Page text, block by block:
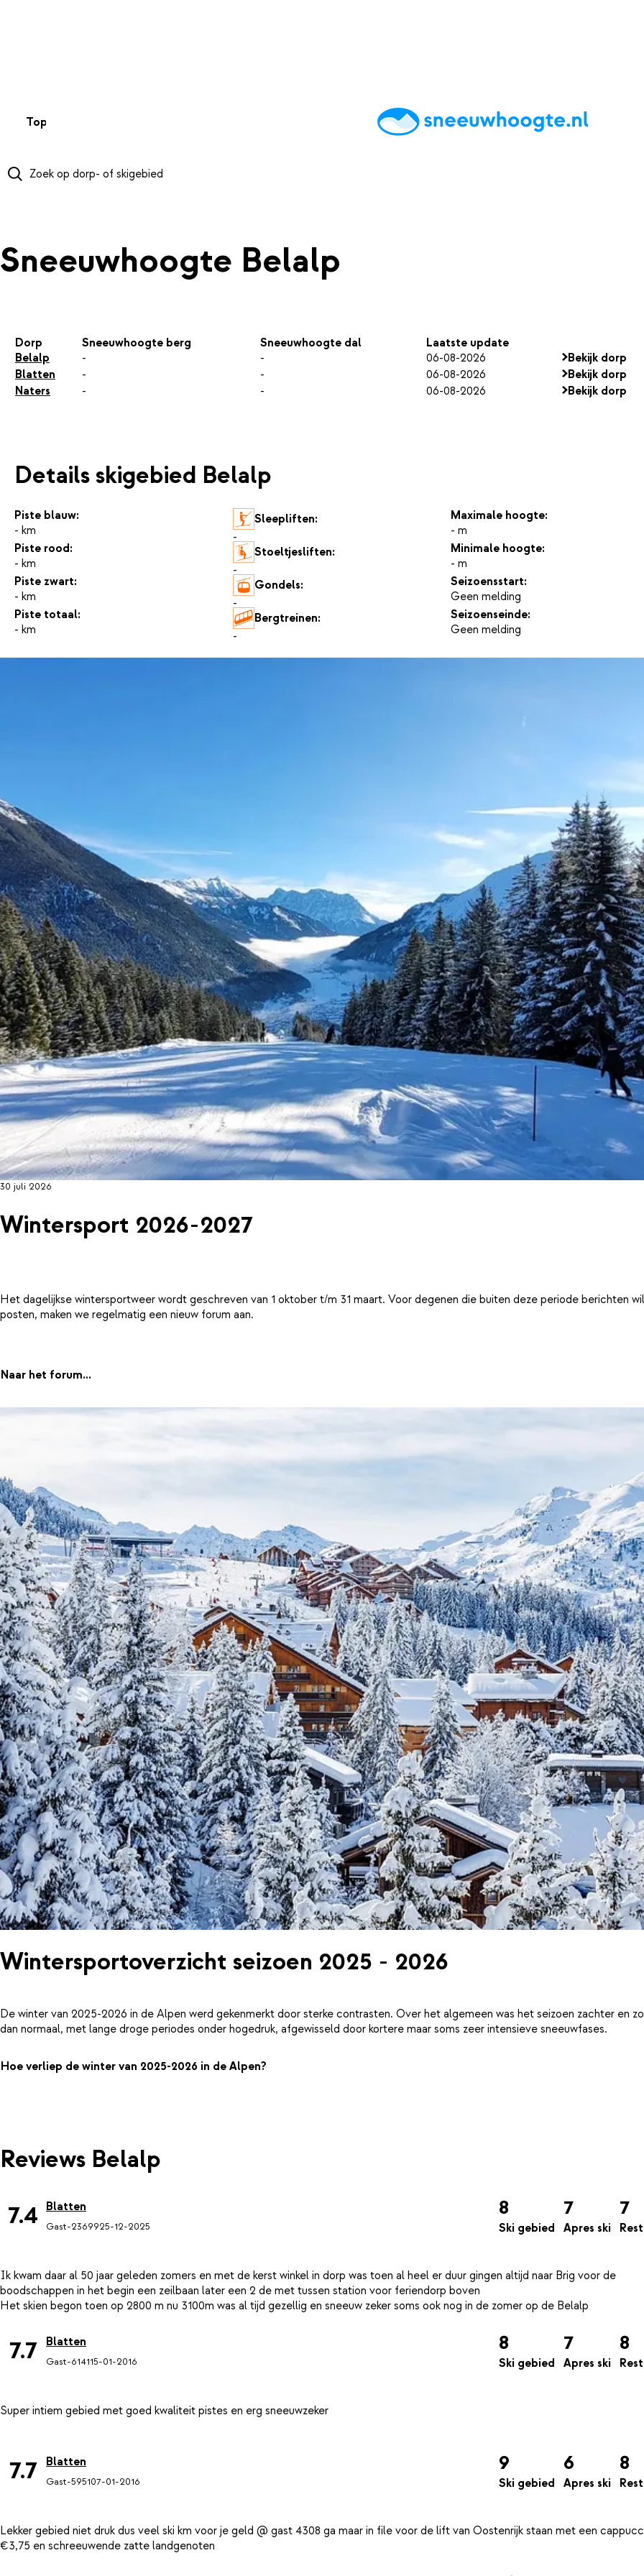
Top 50 AccommodatiesTipsReviewsLive updatesApp
Sneeuwhoogte Belalp
Dorp Sneeuwhoogte berg Sneeuwhoogte dal
Laatste update
Belalp
- - 06-08-2026
Bekijk dorp
Blatten
- - 06-08-2026
Bekijk dorp
Naters
- - 06-08-2026 Bekijk dorp
Details skigebied Belalp
Piste blauw:
- km
Piste rood:
- km
Piste zwart:
- km
Piste totaal:
- km
Sleepliften:
-
Stoeltjesliften:
-
Gondels:
-
Bergtreinen:
-
Maximale hoogte:
- m
Minimale hoogte:
- m
Seizoensstart:
Geen melding
Seizoenseinde:
Geen melding
30 juli 2026
Wintersport 2026-2027
Het dagelijkse wintersportweer wordt geschreven van 1 oktober t/m 31 maart. Voor degenen die buiten deze periode berichten
posten, maken we regelmatig een nieuw forum aan.
Naar het forum...
Wintersportoverzicht seizoen 2025 - 2026
De winter van 2025-2026 in de Alpen werd gekenmerkt door sterke contrasten. Over het algemeen was het seizoen zachter en
dan normaal, met lange droge periodes onder hogedruk, afgewisseld door kortere maar soms zeer intensieve sneeuwfases.
Hoe verliep de winter van 2025-2026 in de Alpen?
Reviews Belalp
7.4
Blatten
Gast-2369925-12-2025
8
Ski gebied
7
Apres ski
7
Ik kwam daar al 50 jaar geleden zomers en met de kerst winkel in dorp was toen al heel er duur gingen altijd naar Brig voor de
boodschappen in het begin een zeilbaan later een 2 de met tussen station voor feriendorp boven
7.7 Blatten
Gast-614115-01-2016
8
Ski gebied
7
Apres ski
8
Super intiem gebied met goed kwaliteit pistes en erg sneeuwzeker
7.7 Blatten
Gast-595107-01-2016
9
Ski gebied
6
Apres ski
8
Lekker gebied niet druk dus veel ski km voor je geld @ gast 4308 ga maar in file voor de lift van Oostenrijk staan met een